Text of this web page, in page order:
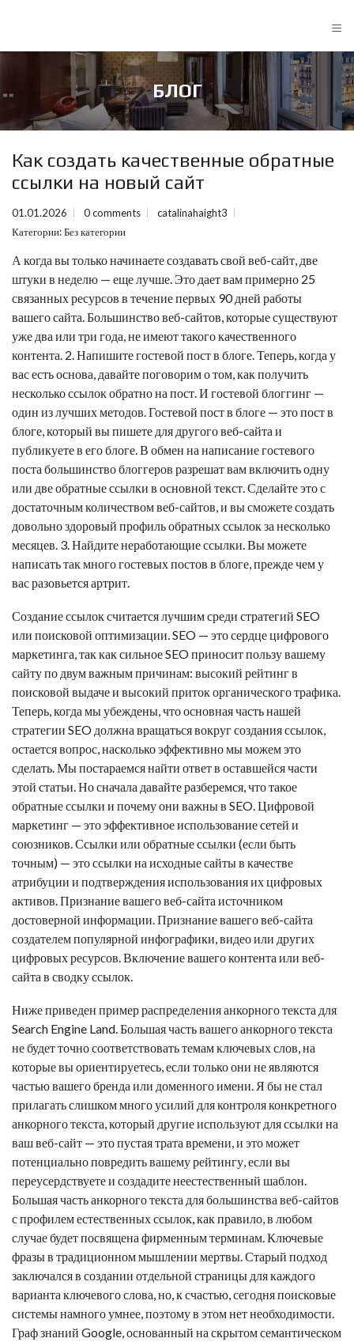
≡
БЛОГ
Как создать качественные обратные
ссылки на новый сайт
01.01.2026 0 comments
catalinahaight3
Категории:Без категории
А когда вы только начинаете создавать свой веб-сайт, две
штуки в неделю — еще лучше. Это дает вам примерно 25
связанных ресурсов в течение первых 90 дней работы
вашего сайта. Большинство веб-сайтов, которые существуют
уже два или три года, не имеют такого качественного
контента. 2. Напишите гостевой пост в блоге. Теперь, когда у
вас есть основа, давайте поговорим о том, как получить
несколько ссылок обратно на пост. И гостевой блоггинг —
один из лучших методов. Гостевой пост в блоге — это пост в
блоге, который вы пишете для другого веб-сайта и
публикуете в его блоге. В обмен на написание гостевого
поста большинство блоггеров разрешат вам включить одну
или двеобратные ссылки в основной текст. Сделайте это с
достаточным количеством веб-сайтов, и вы сможете создать
довольно здоровый профиль обратных ссылок за несколько
месяцев. 3. Найдите неработающие ссылки. Вы можете
написать так много гостевых постов в блоге, прежде чем у
вас разовьется артрит.
Создание ссылок считается лучшим среди стратегий SEO
или поисковой оптимизации. SEO — это сердце цифрового
маркетинга, так как сильное SEO приносит пользу вашему
сайту по двум важным причинам: высокий рейтинг в
поисковой выдаче и высокий приток органического трафика.
Теперь, когда мы убеждены, что основная часть нашей
стратегии SEO должна вращаться вокруг создания ссылок,
остается вопрос, насколько эффективно мы можем это
сделать. Мы постараемся найти ответ в оставшейся части
этой статьи. Но сначала давайте разберемся, что такое
обратные ссылки и почему они важны в SEO. Цифровой
маркетинг — это эффективное использование сетей и
союзников. Ссылки или обратные ссылки (если быть
точным) — это ссылки на исходные сайты в качестве
атрибуции и подтверждения использования их цифровых
активов. Признание вашего веб-сайта источником
достоверной информации. Признание вашего веб-сайта
создателем популярной инфографики, видео или других
цифровых ресурсов. Включение вашего контента или веб-
сайта в сводку ссылок.
Ниже приведен пример распределения анкорного текста для
Search Engine Land. Большая часть вашего анкорного текста
не будет точно соответствовать темам ключевых слов, на
которые вы ориентируетесь, если только они не являются
частью вашего бренда или доменного имени. Я бы не стал
прилагать слишком много усилий для контроля конкретного
анкорного текста, который другие используют для ссылки на
ваш веб-сайт — это пустая трата времени, и это может
потенциально повредить вашему рейтингу, если вы
переусердствуете и создадите неестественный шаблон.
Большая часть анкорного текста для большинства веб-сайтов
с профилем естественных ссылок, как правило, в любом
случае будет посвящена фирменным терминам. Ключевые
фразы в традиционном мышлении мертвы. Старый подход
заключался в создании отдельной страницы для каждого
варианта ключевого слова, но, к счастью, сегодня поисковые
системы намного умнее, поэтому в этом нет необходимости.
Граф знаний Google, основанный на скрытом семантическом